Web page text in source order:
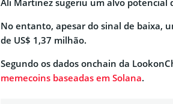
No entanto, apesar do sinal de baixa,
de US$ 1,37 milhão.
Segundo os dados onchain da
memecoins baseadas em Solana.